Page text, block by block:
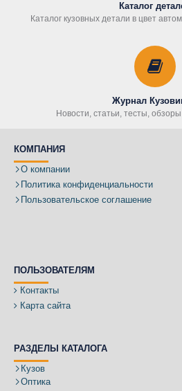
Каталог
Каталог кузовных детали в цвет
Журнал
Новости, статьи, тесты,
КОМПАНИЯ
О компании
Политика конфиденциальности
Пользовательское соглашение
ПОЛЬЗОВАТЕЛЯМ
Контакты
Карта сайта
РАЗДЕЛЫ КАТАЛОГА
Кузов
Оптика